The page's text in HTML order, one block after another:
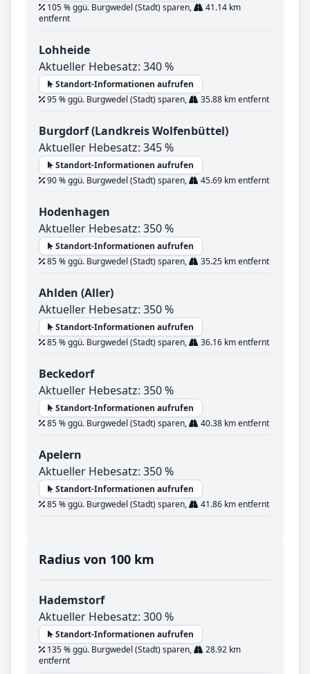
105 % ggü. Burgwedel (Stadt) sparen,
41.14 km
entfernt
Lohheide
Aktueller Hebesatz: 340 %
Standort-Informationen aufrufen
95 % ggü. Burgwedel (Stadt) sparen,
35.88 km entfernt
Burgdorf (Landkreis Wolfenbüttel)
Aktueller Hebesatz: 345 %
Standort-Informationen aufrufen
90 % ggü. Burgwedel (Stadt) sparen,
45.69 km entfernt
Hodenhagen
Aktueller Hebesatz: 350 %
Standort-Informationen aufrufen
85 % ggü. Burgwedel (Stadt) sparen,
35.25 km entfernt
Ahlden (Aller)
Aktueller Hebesatz: 350 %
Standort-Informationen aufrufen
85 % ggü. Burgwedel (Stadt) sparen,
36.16 km entfernt
Beckedorf
Aktueller Hebesatz: 350 %
Standort-Informationen aufrufen
85 % ggü. Burgwedel (Stadt) sparen,
40.38 km entfernt
Apelern
Aktueller Hebesatz: 350 %
Standort-Informationen aufrufen
85 % ggü. Burgwedel (Stadt) sparen,
41.86 km entfernt
Radius von 100 km
Hademstorf
Aktueller Hebesatz: 300 %
Standort-Informationen aufrufen
135 % ggü. Burgwedel (Stadt) sparen,
28.92 km
entfernt